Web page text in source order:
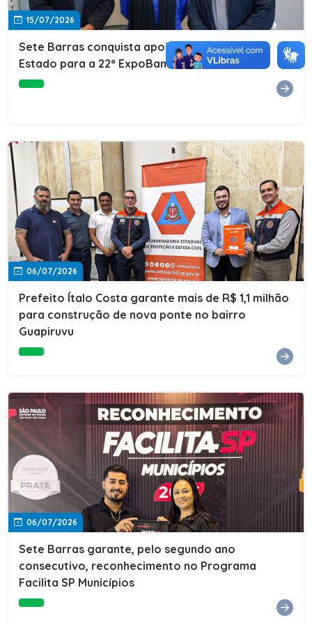
15/07/2026
Sete Barras conquista apoio do Governo do
Estado para a 22ª ExpoBanana
06/07/2026
Prefeito Ítalo Costa garante mais de R$ 1,1 milhão
para construção de nova ponte no bairro
Guapiruvu
06/07/2026
Sete Barras garante, pelo segundo ano
consecutivo, reconhecimento no Programa
Facilita SP Municípios